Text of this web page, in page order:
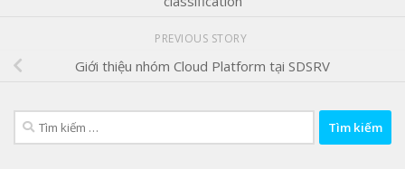
PREVIOUS STORY
Giới thiệu nhóm Cloud Platform tại SDSRV
Tìm
kiếm